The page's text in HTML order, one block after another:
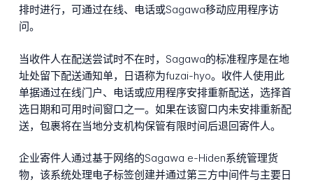
排时进行，可通过在线、电话或Sagawa移动应用程序访
问。
当收件人在配送尝试时不在时，Sagawa的标准程序是在地
址处留下配送通知单，日语称为fuzai-hyo。收件人使用此
单据通过在线门户、电话或应用程序安排重新配送，选择首
选日期和可用时间窗口之一。如果在该窗口内未安排重新配
送，包裹将在当地分支机构保管有限时间后退回寄件人。
企业寄件人通过基于网络的Sagawa e-Hiden系统管理货
物，该系统处理电子标签创建并通过第三方中间件与主要日